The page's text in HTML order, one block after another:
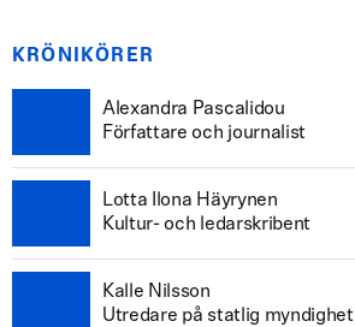
KRÖNIKÖRER
Alexandra Pascalidou
Författare och journalist
Lotta Ilona Häyrynen
Kultur- och ledarskribent
Kalle Nilsson
Utredare på statlig myndighet